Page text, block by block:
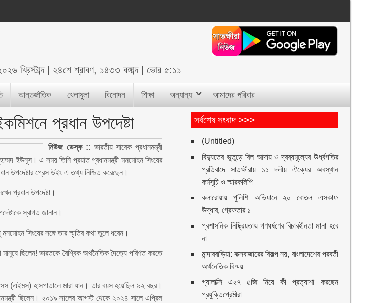
খ্রিস্টাব্দ| ২৪শে শ্রাবণ, ১৪৩৩ বঙ্গাব্দ|ভোর ৫:১১
আন্তর্জাতিক খেলাধুলা বিনোদন শিক্ষা অন্যান্য আমাদের পরিবার
প্রধান উপদেষ্টা
নিউজ ডেস্ক :: ভারতীয় সাবেক প্রধানমন্ত্রী
ইউনূস। এ সময় তিনি প্রয়াত প্রধানমন্ত্রী মনমোহন সিংয়ের
উপদেষ্টার প্রেস উইং এ তথ্য নিশ্চিত করেছেন।
প্রধান উপদেষ্টা।
স্বাগত জানান।
সিংয়ের সঙ্গে তার স্মৃতির কথা তুলে ধরেন।
ছিলেন! ভারতকে বৈশ্বিক অর্থনৈতিক দৈত্যে পরিণত করতে
(এইমস) হাসপাতালে মারা যান। তার বয়স হয়েছিল ৯২ বছর।
ছিলেন। ২০১৯ সালের আগস্ট থেকে ২০২৪ সালে এপ্রিল
সর্বশেষ সংবাদ >>>
(Untitled)
বিদ্যুতের ভূতুড়ে বিল আদায় ও দ্রব্যমূল্যের ঊর্ধ্বগতির
প্রতিবাদে সাতক্ষীরায় ১১ দলীয় ঐক্যের অবস্থান
কর্মসূচি ও স্মারকলিপি
কলারোয়ায় পুলিশি অভিযানে ২০ বোতল এসকাফ
উদ্ধার, গ্রেফতার ১
প্রশাসনিক নিষ্ক্রিয়তায় গণধর্ষণের বিচারহীনতা মানা হবে
না
মান্দারবাড়িয়া: কক্সবাজারের বিকল্প নয়, বাংলাদেশের পরবর্তী
অর্থনৈতিক বিস্ময়
গ্যালাক্সি এ২৭ ৫জি নিয়ে কী প্রত্যাশা করছেন
প্রযুক্তিপ্রেমীরা